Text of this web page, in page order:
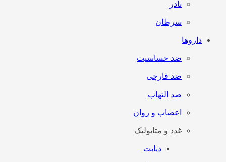
نادر
سرطان
داروها
ضد حساسیت
ضد قارچی
ضد التهاب
اعصاب و روان
غدد و متابولیک
دیابت